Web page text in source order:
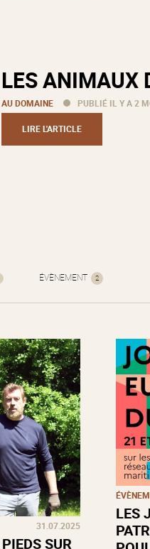
LES ANIMAUX
AU DOMAINE PUBLIÉ IL Y A 2
LIRE L'ARTICLE
ÉVÈNEMENT 2
31.07.2025
SUR
LES